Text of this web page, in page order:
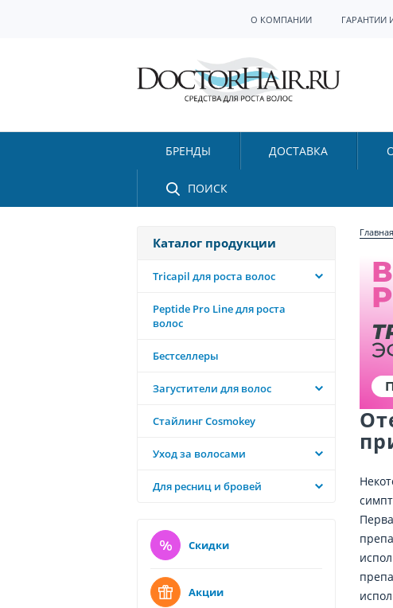
О КОМПАНИИ ГАРАНТИИ
БРЕНДЫ ДОСТАВКА
ПОИСК
Каталог продукции
Tricapil для роста волос
Peptide Pro Line для роста
волос
Бестселлеры
Загустители для волос
Стайлинг Cosmokey
Уход за волосами
Для ресниц и бровей
Скидки
Акции
Главная